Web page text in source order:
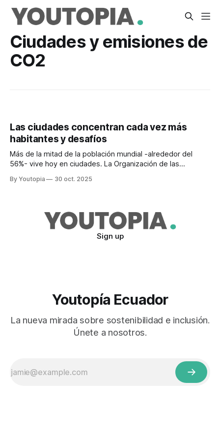
Ciudades y emisiones de
CO2
Las ciudades concentran cada vez más
habitantes y desafíos
Más de la mitad de la población mundial -alrededor del
56%- vive hoy en ciudades. La Organización de las
conmemoración del Día Mundial de las Ciudades este 31 de
By Youtopia 30 oct. 2025
Sign up
Youtopía Ecuador
La nueva mirada sobre sostenibilidad e inclusión.
Únete a nosotros.